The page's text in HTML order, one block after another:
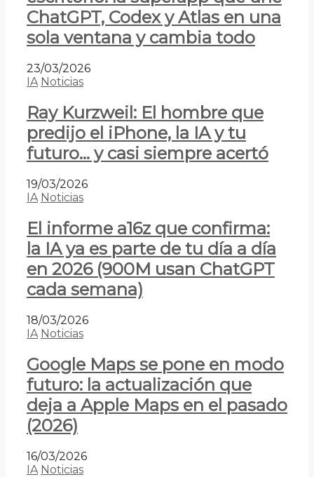
ChatGPT, Codex y Atlas en una
sola ventana y cambia todo
23/03/2026
IA Noticias
Ray Kurzweil: El hombre que
predijo el iPhone, la IA y tu
futuro… y casi siempre acertó
19/03/2026
IA Noticias
El informe a16z que confirma:
la IA ya es parte de tu día a día
en 2026 (900M usan ChatGPT
cada semana)
18/03/2026
IA Noticias
Google Maps se pone en modo
futuro: la actualización que
deja a Apple Maps en el pasado
(2026)
16/03/2026
IA Noticias